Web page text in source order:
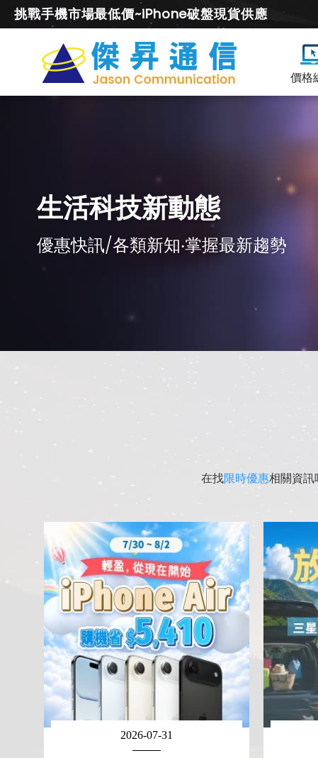
挑戰手機市場最低價~iPhone破盤現貨供應
價格
生活科技新動態
優惠快訊/各類新知‧掌握最新趨勢
在找限時優惠相關資訊
2026-07-31